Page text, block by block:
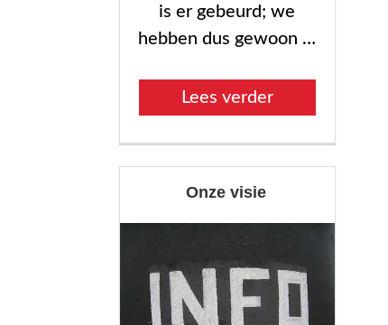
is er gebeurd; we
hebben dus gewoon …
Lees verder“Lucifer”
Onze visie